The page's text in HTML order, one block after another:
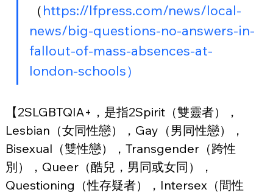
（https://lfpress.com/news/local-
news/big-questions-no-answers-in-
fallout-of-mass-absences-at-
london-schools）
【2SLGBTQIA+，是指2Spirit（雙靈者），
Lesbian（女同性戀），Gay（男同性戀），
Bisexual（雙性戀），Transgender（跨性
別），Queer（酷兒，男同或女同），
Questioning（性存疑者），Intersex（間性